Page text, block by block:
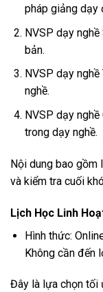
pháp giảng dạy
NVSP dạy
bản.
NVSP dạy
nghề.
NVSP dạy
trong dạy nghề.
Nội dung bao gồm
và kiểm tra cuối
Lịch Học Linh
Hình thức:
Không cần đến
Đây là lựa chọn tối